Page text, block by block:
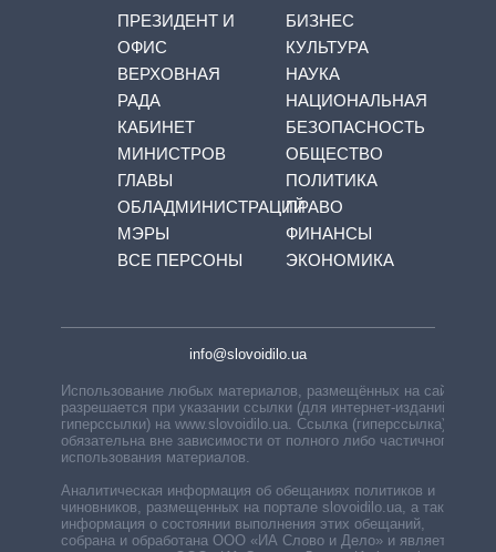
ПРЕЗИДЕНТ И
ОФИС
ВЕРХОВНАЯ
РАДА
КАБИНЕТ
МИНИСТРОВ
ГЛАВЫ
ОБЛАДМИНИСТРАЦИЙ
МЭРЫ
ВСЕ ПЕРСОНЫ
БИЗНЕС
КУЛЬТУРА
НАУКА
НАЦИОНАЛЬНАЯ
БЕЗОПАСНОСТЬ
ОБЩЕСТВО
ПОЛИТИКА
ПРАВО
ФИНАНСЫ
ЭКОНОМИКА
info@slovoidilo.ua
Использование любых материалов, размещённых на сайте,
разрешается при указании ссылки (для интернет-изданий —
гиперссылки) на www.slovoidilo.ua. Ссылка (гиперссылка)
обязательна вне зависимости от полного либо частичного
использования материалов.
Аналитическая информация об обещаниях политиков и
чиновников, размещенных на портале slovoidilo.ua, а также
информация о состоянии выполнения этих обещаний,
собрана и обработана ООО «ИА Слово и Дело» и является